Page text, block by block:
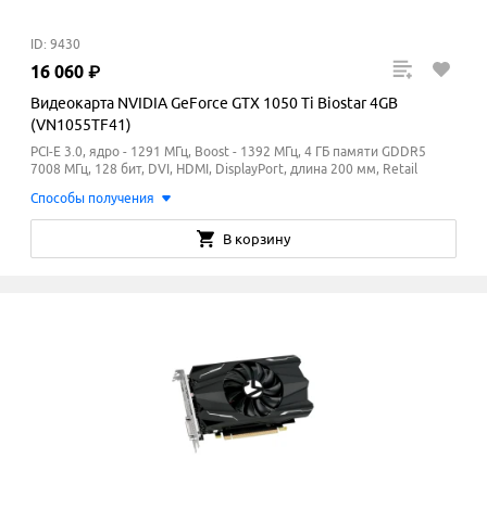
ID: 9430
16 060 ₽
Видеокарта NVIDIA GeForce GTX 1050 Ti Biostar 4GB
(VN1055TF41)
PCI-E 3.0, ядро - 1291 МГц, Boost - 1392 МГц, 4 ГБ памяти GDDR5
7008 МГц, 128 бит, DVI, HDMI, DisplayPort, длина 200 мм, Retail
Способы получения
В корзину